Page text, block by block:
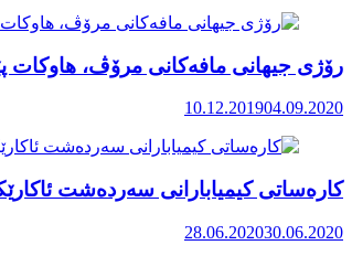
رۆژی جیهانی مافەکانی مرۆڤ، هاوکات
10.12.201904.09.2020
کارەساتی کیمیابارانی سەردەشت
28.06.202030.06.2020